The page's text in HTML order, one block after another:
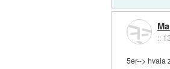
::
5er--> hvala